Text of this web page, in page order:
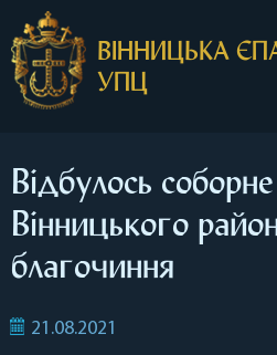
ВІННИЦЬКА
УПЦ
Відбулось
Вінницького
благочиння
21.08.2021